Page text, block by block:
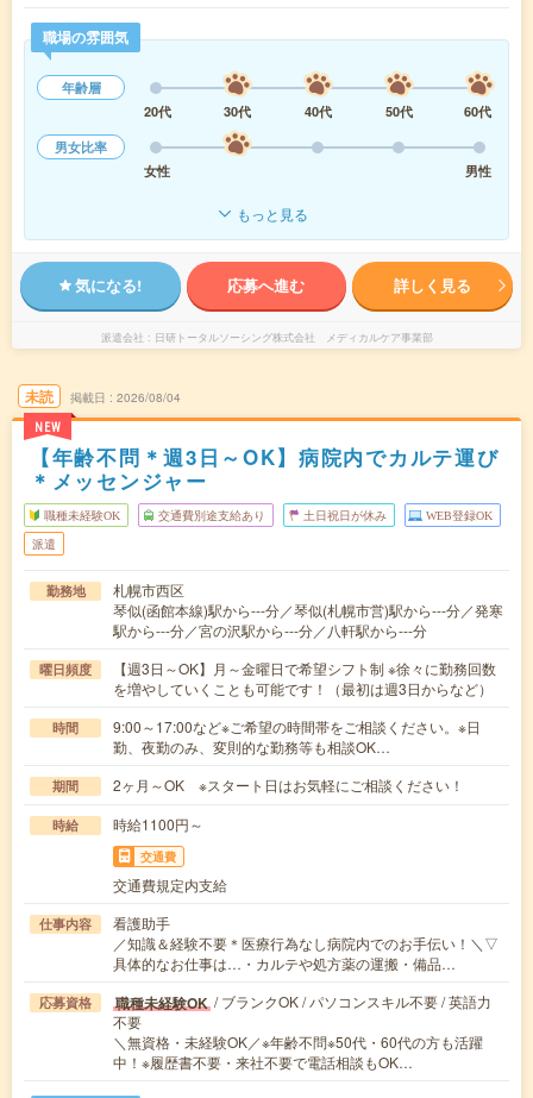
職場の雰囲気
年齢層
20代
30代 40代 50代
60代
男女比率
女性
男性
もっと見る
気になる! 応募へ進む 詳しく見る
派遣会社 日研トータルソーシング株式会社 メディカルケア事業部
未読
NEW
掲載日 2026/08/04
【年齢不問＊週3日～OK】病院内でカルテ運び
＊メッセンジャー
職種未経験OK 交通費別途支給あり 土日祝日が休み WEB登録OK
派遣
勤務地
札幌市西区
琴似(函館本線)駅から---分／琴似(札幌市営)駅から---分／発寒
駅から---分／宮の沢駅から---分／八軒駅から---分
曜日頻度
【週3日～OK】月～金曜日で希望シフト制 ※徐々に勤務回数
を増やしていくことも可能です！（最初は週3日からなど）
時間
9:00～17:00など※ご希望の時間帯をご相談ください。※日
勤、夜勤のみ、変則的な勤務等も相談OK…
期間 2ヶ月～OK ※スタート日はお気軽にご相談ください！
時給 時給1100円～
交通費
交通費規定内支給
仕事内容
看護助手
／知識＆経験不要＊医療行為なし病院内でのお手伝い！＼▽
具体的なお仕事は…・カルテや処方薬の運搬・備品…
応募資格 職種未経験OK / ブランクOK / パソコンスキル不要 / 英語力
不要
＼無資格・未経験OK／※年齢不問※50代・60代の方も活躍
中！※履歴書不要・来社不要で電話相談もOK…